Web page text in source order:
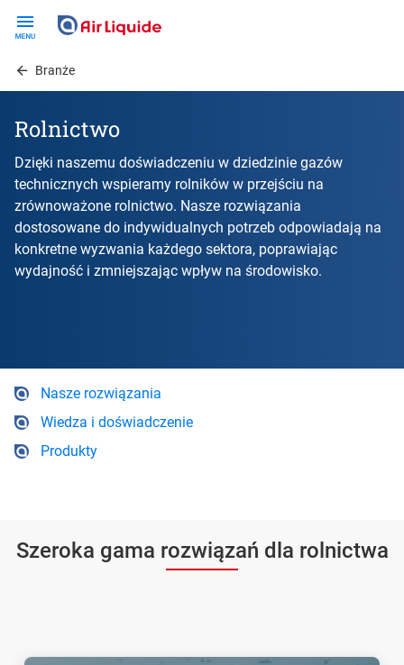
contentBranże
Rolnictwo
Dzięki naszemu doświadczeniu w dziedzinie gazów
technicznych wspieramy rolników w przejściu na
zrównoważone rolnictwo. Nasze rozwiązania
dostosowane do indywidualnych potrzeb odpowiadają na
konkretne wyzwania każdego sektora, poprawiając
wydajność i zmniejszając wpływ na środowisko.
Nasze rozwiązania
Wiedza i doświadczenie
Produkty
Szeroka gama rozwiązań dla rolnictwa